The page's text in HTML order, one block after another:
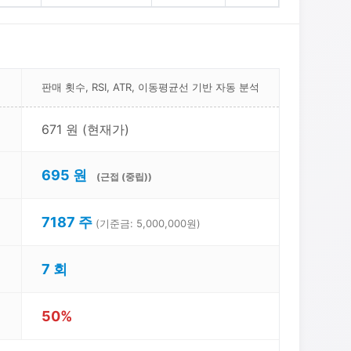
판매 횟수, RSI, ATR, 이동평균선 기반 자동 분석
671 원 (현재가)
695 원 (근접 (중립))
7187 주 (기준금: 5,000,000원)
7 회
50%